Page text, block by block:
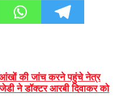
आंखों की जांच करने पहुंचे नेत्र
ने डॉक्टर आरबी दिवाकर को